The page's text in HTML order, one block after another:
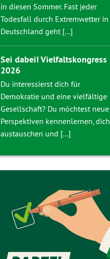
in diesen Sommer. Fast jeder
Todesfall durch Extremwetter in
Deutschland geht [...]
Sei dabei! Vielfaltskongress
2026
Du interessierst dich für
Demokratie und eine vielfältige
Gesellschaft? Du möchtest neue
Perspektiven kennenlernen, dich
austauschen und [...]